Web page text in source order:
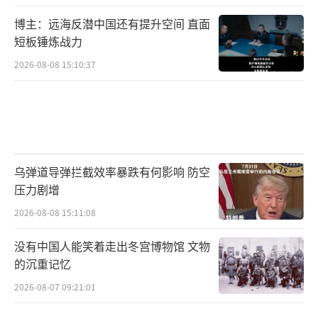
博主：远海反潜中国还有提升空间 直面
短板锤炼战力
2026-08-08 15:10:37
乌弹道导弹拦截效率暴跌有何影响 防空
压力剧增
2026-08-08 15:11:08
没有中国人能笑着走出冬宫博物馆 文物
的沉重记忆
2026-08-07 09:21:01